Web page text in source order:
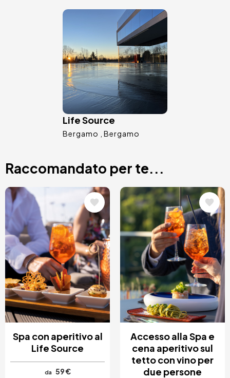
Immagine
Life Source
Bergamo Bergamo
Raccomandato per te...
Immagine
Spa con aperitivo al
Life Source
da 59 €
Immagine
Accesso alla Spa e
cena aperitivo sul
tetto con vino per
due persone